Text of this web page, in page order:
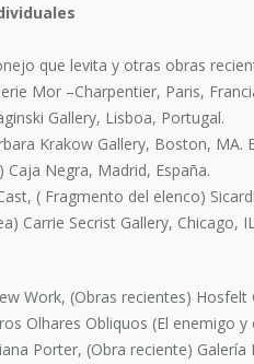
que levita y otras obras
Mor –Charpentier, Paris,
Gallery, Lisboa, Portugal.
Krakow Gallery, Boston, MA.
Caja Negra, Madrid, España.
( Fragmento del elenco)
Carrie Secrist Gallery, Chicago,
Work, (Obras recientes) Hosfelt
Olhares Obliquos (El enemigo
Porter, (Obra reciente)